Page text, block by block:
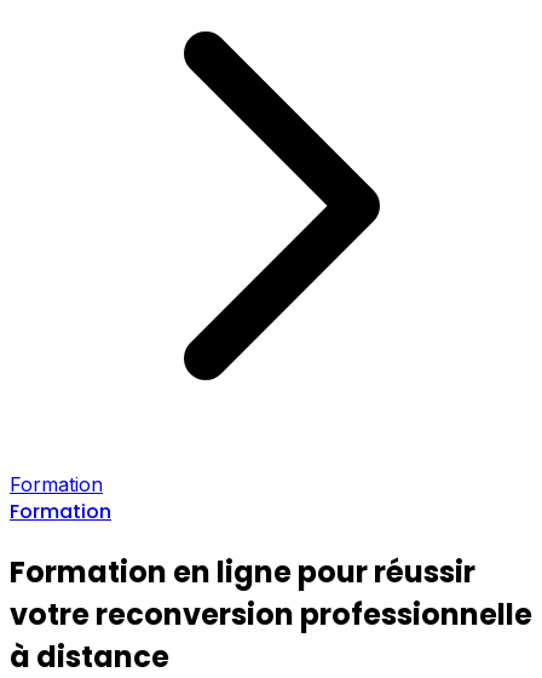
Formation
Formation
Formation en ligne pour réussir
votre reconversion professionnelle
à distance